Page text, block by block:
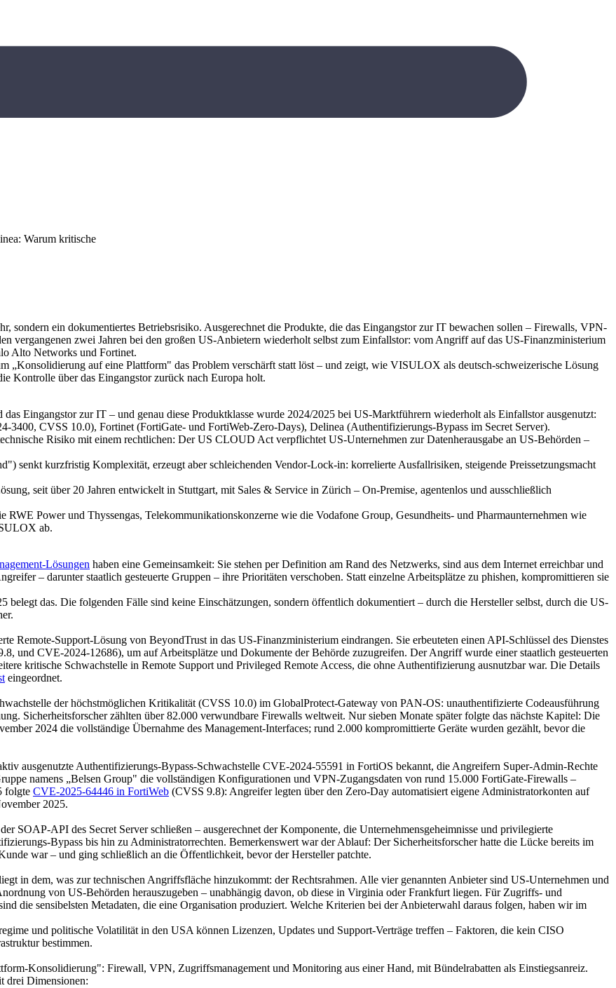
Warum kritische
sondern ein dokumentiertes Betriebsrisiko. Ausgerechnet die Produkte, die das Eingangstor zur IT bewachen sollen – Firewalls, VPN-
vergangenen zwei Jahren bei den großen US-Anbietern wiederholt selbst zum Einfallstor: vom Angriff auf das US-Finanzministerium
Alto Networks und Fortinet.
„Konsolidierung auf eine Plattform" das Problem verschärft statt löst – und zeigt, wie VISULOX als deutsch-schweizerische Lösung
Kontrolle über das Eingangstor zurück nach Europa holt.
Eingangstor zur IT – und genau diese Produktklasse wurde 2024/2025 bei US-Marktführern wiederholt als Einfallstor ausgenutzt:
CVSS 10.0), Fortinet (FortiGate- und FortiWeb-Zero-Days), Delinea (Authentifizierungs-Bypass im Secret Server).
Risiko mit einem rechtlichen: Der US CLOUD Act verpflichtet US-Unternehmen zur Datenherausgabe an US-Behörden –
senkt kurzfristig Komplexität, erzeugt aber schleichenden Vendor-Lock-in: korrelierte Ausfallrisiken, steigende Preissetzungsmacht
seit über 20 Jahren entwickelt in Stuttgart, mit Sales & Service in Zürich – On-Premise, agentenlos und ausschließlich
Power und Thyssengas, Telekommunikationskonzerne wie die Vodafone Group, Gesundheits- und Pharmaunternehmen wie
ab.
Lösungen haben eine Gemeinsamkeit: Sie stehen per Definition am Rand des Netzwerks, sind aus dem Internet erreichbar und
– darunter staatlich gesteuerte Gruppen – ihre Prioritäten verschoben. Statt einzelne Arbeitsplätze zu phishen, kompromittieren sie
das. Die folgenden Fälle sind keine Einschätzungen, sondern öffentlich dokumentiert – durch die Hersteller selbst, durch die US-
Remote-Support-Lösung von BeyondTrust in das US-Finanzministerium eindrangen. Sie erbeuteten einen API-Schlüssel des Dienstes
und CVE-2024-12686), um auf Arbeitsplätze und Dokumente der Behörde zuzugreifen. Der Angriff wurde einer staatlich gesteuerten
kritische Schwachstelle in Remote Support und Privileged Remote Access, die ohne Authentifizierung ausnutzbar war. Die Details
eingeordnet.
der höchstmöglichen Kritikalität (CVSS 10.0) im GlobalProtect-Gateway von PAN-OS: unauthentifizierte Codeausführung
Sicherheitsforscher zählten über 82.000 verwundbare Firewalls weltweit. Nur sieben Monate später folgte das nächste Kapitel: Die
2024 die vollständige Übernahme des Management-Interfaces; rund 2.000 kompromittierte Geräte wurden gezählt, bevor die
ausgenutzte Authentifizierungs-Bypass-Schwachstelle CVE-2024-55591 in FortiOS bekannt, die Angreifern Super-Admin-Rechte
namens „Belsen Group" die vollständigen Konfigurationen und VPN-Zugangsdaten von rund 15.000 FortiGate-Firewalls –
folgte CVE-2025-64446 in FortiWeb (CVSS 9.8): Angreifer legten über den Zero-Day automatisiert eigene Administratorkonten auf
2025.
SOAP-API des Secret Server schließen – ausgerechnet der Komponente, die Unternehmensgeheimnisse und privilegierte
Bypass bis hin zu Administratorrechten. Bemerkenswert war der Ablauf: Der Sicherheitsforscher hatte die Lücke bereits im
war – und ging schließlich an die Öffentlichkeit, bevor der Hersteller patchte.
in dem, was zur technischen Angriffsfläche hinzukommt: der Rechtsrahmen. Alle vier genannten Anbieter sind US-Unternehmen und
von US-Behörden herauszugeben – unabhängig davon, ob diese in Virginia oder Frankfurt liegen. Für Zugriffs- und
die sensibelsten Metadaten, die eine Organisation produziert. Welche Kriterien bei der Anbieterwahl daraus folgen, haben wir im
und politische Volatilität in den USA können Lizenzen, Updates und Support-Verträge treffen – Faktoren, die kein CISO
bestimmen.
Konsolidierung": Firewall, VPN, Zugriffsmanagement und Monitoring aus einer Hand, mit Bündelrabatten als Einstiegsanreiz.
drei Dimensionen: